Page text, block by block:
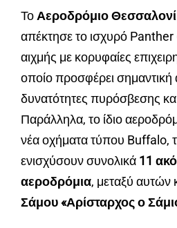
ΤοΑεροδρόμιο
απέκτησε το ισχυρό
αιχμής με κορυφαίες
οποίο προσφέρει σημαντική
δυνατότητες πυρόσβεσης
Παράλληλα, το ίδιο
νέα οχήματα τύπου Buffalo,
ενισχύσουν συνολικά 11
αεροδρόμια, μεταξύ αυτών
Σάμου «Αρίσταρχος ο